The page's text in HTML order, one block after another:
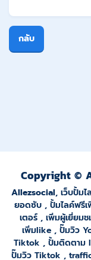
กลับ
Copyright ©
Allezsocial, เว็บปั้มไ
ยอดซับ , ปั้มไลค์ฟรี
เตอร์ , เพิ่มผู้เยี่ยมช
เพิ่มlike , ปั๊มวิว
Tiktok , ปั้มติดตาม
ปั๊มวิว Tiktok ,